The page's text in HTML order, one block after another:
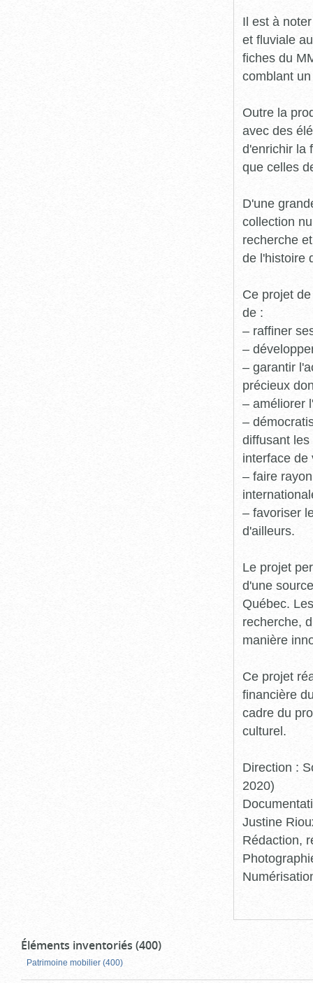
Il est à
et fluviale
fiches du
comblant
Outre la
avec des
d'enrichir la
que celles
D'une
collection
recherche
de l'histoire
Ce projet
de :
– raffiner
–
– garantir
précieux
– améliorer
–
diffusant
interface de
– faire
– favoriser
d'ailleurs.
Le projet
d'une
Québec.
recherche,
manière
Ce projet
financière
cadre du
culturel.
Direction :
2020)
Justine
Rédaction,
Éléments inventoriés (400)
Patrimoine mobilier (400)